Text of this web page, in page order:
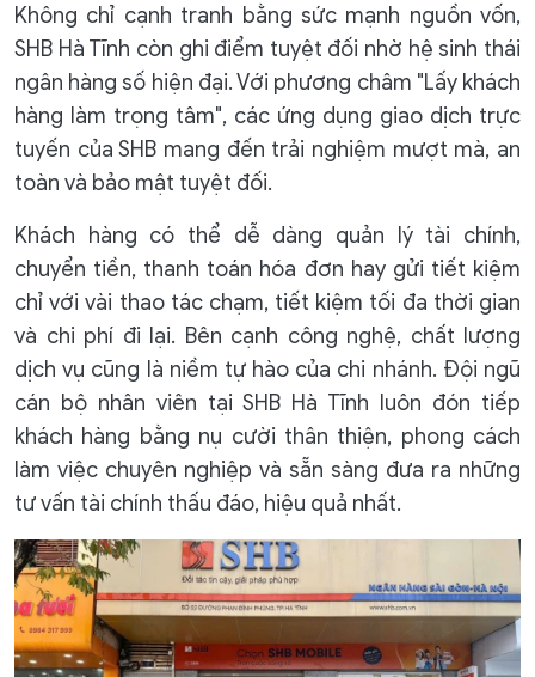
Không chỉ cạnh tranh bằng sức mạnh nguồn vốn,
SHB Hà Tĩnh còn ghi điểm tuyệt đối nhờ hệ sinh thái
ngân hàng số hiện đại. Với phương châm "Lấy khách
hàng làm trọng tâm", các ứng dụng giao dịch trực
tuyến của SHB mang đến trải nghiệm mượt mà, an
toàn và bảo mật tuyệt đối.
Khách hàng có thể dễ dàng quản lý tài chính,
chuyển tiền, thanh toán hóa đơn hay gửi tiết kiệm
chỉ với vài thao tác chạm, tiết kiệm tối đa thời gian
và chi phí đi lại. Bên cạnh công nghệ, chất lượng
dịch vụ cũng là niềm tự hào của chi nhánh. Đội ngũ
cán bộ nhân viên tại SHB Hà Tĩnh luôn đón tiếp
khách hàng bằng nụ cười thân thiện, phong cách
làm việc chuyên nghiệp và sẵn sàng đưa ra những
tư vấn tài chính thấu đáo, hiệu quả nhất.